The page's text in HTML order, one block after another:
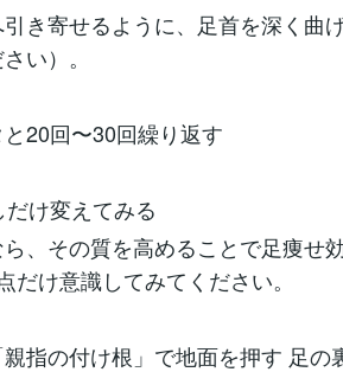
き寄せるように、足首を深く曲
い）。
20回〜30回繰り返す
け変えてみる
、その質を高めることで足痩せ
け意識してみてください。
指の付け根」で地面を押す 足の